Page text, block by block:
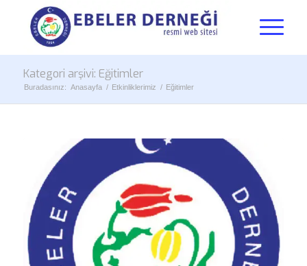
Kategori arşivi: Eğitimler
Buradasınız: Anasayfa / Etkinliklerimiz / Eğitimler